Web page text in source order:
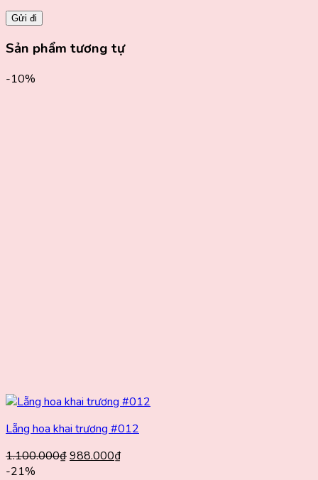
Sản phẩm tương tự
-10%
Lẵng hoa khai trương #012
1.100.000₫Giá
988.000₫Giá
-21%